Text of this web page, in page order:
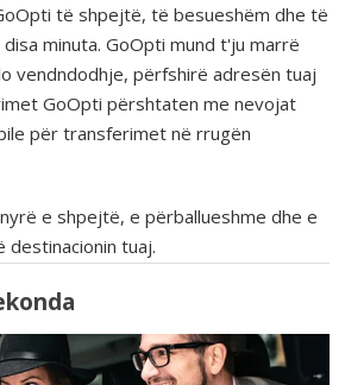
të shpejtë, të besueshëm dhe të
minuta. GoOpti mund t'ju marrë
vendndodhje, përfshirë adresën tuaj
GoOpti përshtaten me nevojat
për transferimet në rrugën
e shpejtë, e përballueshme dhe e
tuaj.